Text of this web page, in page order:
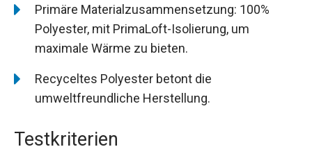
Primäre Materialzusammensetzung: 100%
Polyester, mit PrimaLoft-Isolierung, um
maximale Wärme zu bieten.
Recyceltes Polyester betont die
umweltfreundliche Herstellung.
Testkriterien